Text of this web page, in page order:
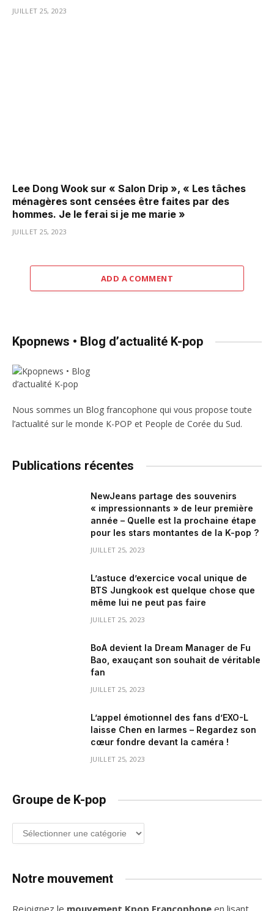
JUILLET 25, 2023
Lee Dong Wook sur « Salon Drip », « Les tâches
ménagères sont censées être faites par des
hommes. Je le ferai si je me marie »
JUILLET 25, 2023
ADD A COMMENT
Kpopnews • Blog d’actualité K-pop
Nous sommes un Blog francophone qui vous propose toute
l’actualité sur le monde K-POP et People de Corée du Sud.
Publications récentes
NewJeans partage des souvenirs
« impressionnants » de leur première
année – Quelle est la prochaine étape
pour les stars montantes de la K-pop ?
JUILLET 25, 2023
L’astuce d’exercice vocal unique de
BTS Jungkook est quelque chose que
même lui ne peut pas faire
JUILLET 25, 2023
BoA devient la Dream Manager de Fu
Bao, exauçant son souhait de véritable
fan
JUILLET 25, 2023
L’appel émotionnel des fans d’EXO-L
laisse Chen en larmes – Regardez son
cœur fondre devant la caméra !
JUILLET 25, 2023
Groupe de K-pop
Groupe
de
Notre mouvement